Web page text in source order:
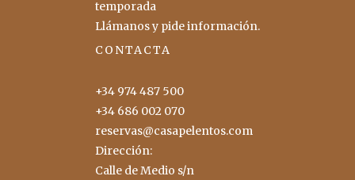
temporada
Llámanos y pide información.
CONTACTA
+34 974 487 500
+34 686 002 070
reservas@casapelentos.com
Dirección:
Calle de Medio s/n